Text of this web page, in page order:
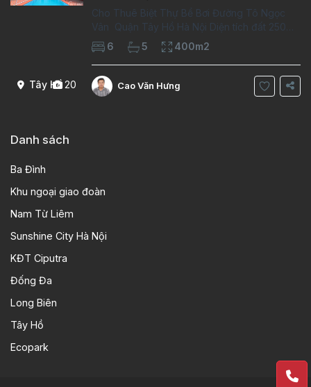
Tây Hồ20
Cho Thuê Biệt Thự Bể Bơi Đường Tô Ngọc
Vân Quận Tây Hồ Hà Nội Diện tích đất 250m2
Diện tích xây dựng 100m2 Xây 4 tầng, 6
phòng ngủ 5 phòng tắm Tầng 1, , phòng
khách , phòng bếp-1wc Tầng 2, 2 phòng
6 5 400m2
Cao Văn Hưng
Danh sách
Ba Đình
Khu ngoại giao đoàn
Nam Từ Liêm
Sunshine City Hà Nội
KĐT Ciputra
Đống Đa
Long Biên
Tây Hồ
Ecopark